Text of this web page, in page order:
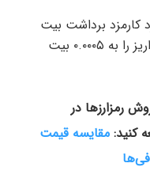
کارمزد برداشت بیت
کوین را به ۰.۰۰۰۳ واحد و حداقل واریز را به ۰.۰۰۰۵ بیت
رمزارزها در
کنید: مقایسه قیمت